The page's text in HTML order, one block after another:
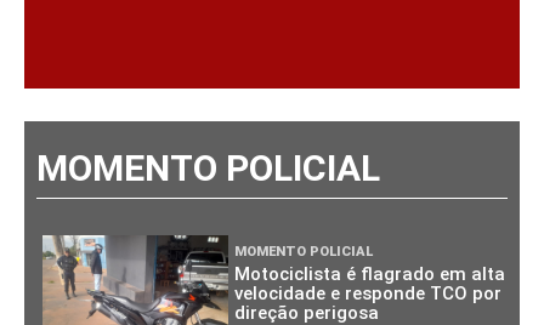
MOMENTO POLICIAL
MOMENTO POLICIAL
Motociclista é flagrado em alta
velocidade e responde TCO por
direção perigosa